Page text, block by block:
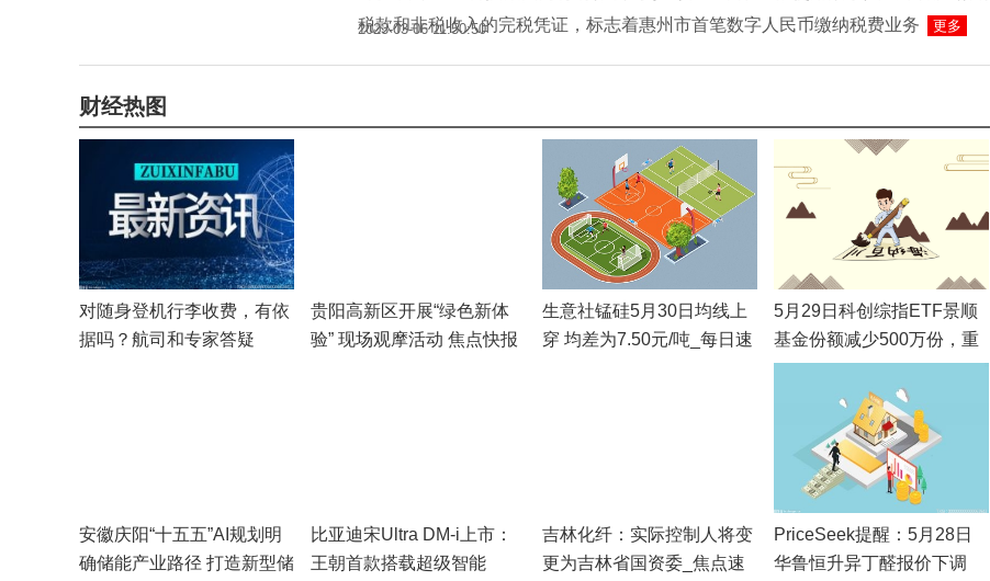
税款和非税收入的完税凭证，标志着惠州市首笔数字人民币缴纳税费业务
更多
2023-03-06 11:50:50
财经热图
对随身登机行李收费，有依
据吗？航司和专家答疑
贵阳高新区开展“绿色新体
验” 现场观摩活动 焦点快报
生意社锰硅5月30日均线上
穿 均差为7.50元/吨_每日速
5月29日科创综指ETF景顺
基金份额减少500万份，重
仓股海光信息、寒武纪、摩
尔线程 当前关注
安徽庆阳“十五五”AI规划明
确储能产业路径 打造新型储
比亚迪宋Ultra DM-i上市：
王朝首款搭载超级智能
吉林化纤：实际控制人将变
更为吉林省国资委_焦点速
PriceSeek提醒：5月28日
华鲁恒升异丁醛报价下调